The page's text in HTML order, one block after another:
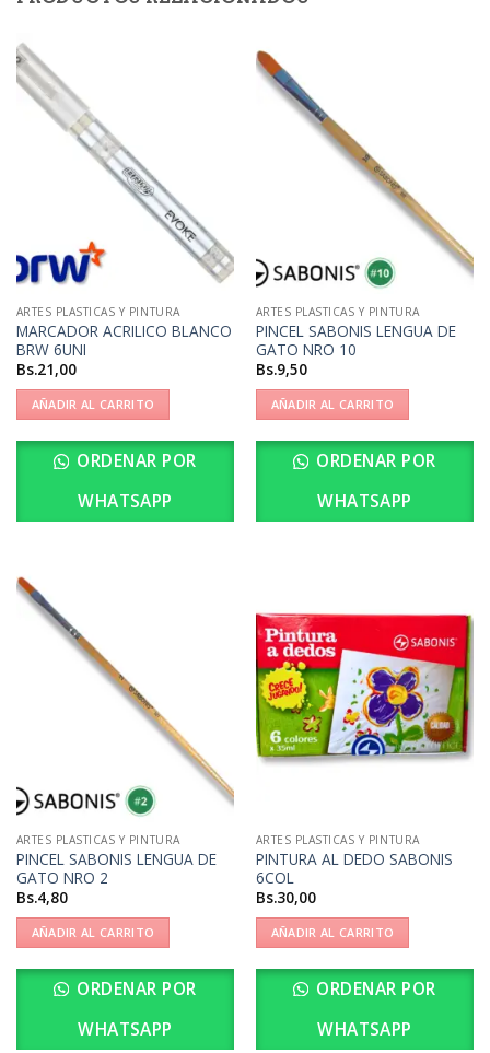
ARTES PLASTICAS Y PINTURA
MARCADOR ACRILICO BLANCO
BRW 6UNI
Bs.21,00
AÑADIR AL CARRITO
ORDENAR POR
WHATSAPP
ARTES PLASTICAS Y PINTURA
PINCEL SABONIS LENGUA DE
GATO NRO 10
Bs.9,50
AÑADIR AL CARRITO
ORDENAR POR
WHATSAPP
ARTES PLASTICAS Y PINTURA
PINCEL SABONIS LENGUA DE
GATO NRO 2
Bs.4,80
AÑADIR AL CARRITO
ORDENAR POR
WHATSAPP
ARTES PLASTICAS Y PINTURA
PINTURA AL DEDO SABONIS
6COL
Bs.30,00
AÑADIR AL CARRITO
ORDENAR POR
WHATSAPP